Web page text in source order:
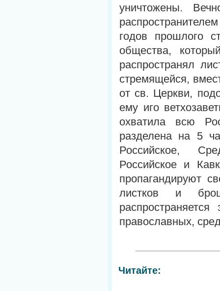
уничтожены.
годов прошлого
общества,
распространял
стремящейся,
от св. Церкви,
ему иго
охватила всю
разделена на 5
Российское,
Российское и
пропагандируют
листков и
православных,
Читайте: